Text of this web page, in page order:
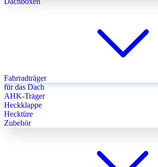
Fahrradträger
für das Dach
AHK-Träger
Heckklappe
Hecktüre
Zubehör